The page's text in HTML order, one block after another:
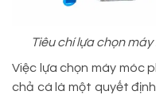
Tiêu chí lựa chọn
Việc lựa chọn máy móc
chả cá là một quyết